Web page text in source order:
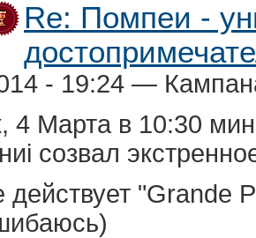
Re: Помпеи -
- 19:24 —
4 Марта в 10:30
созвал
действует "Grande